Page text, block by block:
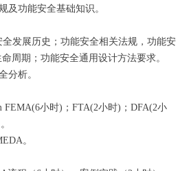
及功能安全基础知识。
发展历史；功能安全相关法规，功能安
周期；功能安全通用设计方法要求。
分析。
FEMA(6小时)；FTA(2小时)；DFA(2小
。